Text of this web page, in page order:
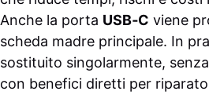
Anche la porta USB‑C viene
scheda madre principale. In
sostituito singolarmente,
con benefici diretti per